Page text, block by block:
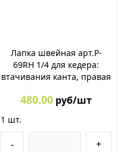
Лапка швейная арт.P-
69RH 1/4 для кедера:
втачивания канта, правая
480.00 руб/шт
1 шт.
- +